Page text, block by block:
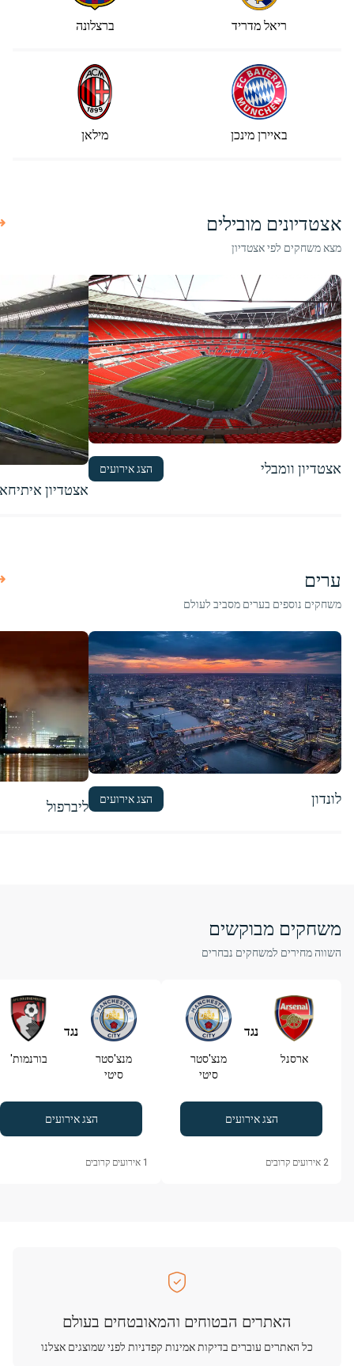
ריאל מדריד ברצלונה
באיירן מינכן מילאן
אצטדיונים מובילים
מצא משחקים לפי אצטדיון
אצטדיון וומבלי הצג אירועים
אצטדיון
ערים
משחקים נוספים בערים מסביב לעולם
לונדון הצג אירועים ליברפול
משחקים מבוקשים
השווה מחירים למשחקים נבחרים
נגד
ארסנל
מנצ'סטר
סיטי
הצג אירועים
2 אירועים קרובים
נגד
מנצ'סטר
סיטי
בורנמות'
הצג אירועים
1 אירועים קרובים
האתרים הבטוחים והמאובטחים בעולם
כל האתרים עוברים בדיקות אמינות קפדניות לפני שמוצגים אצלנו